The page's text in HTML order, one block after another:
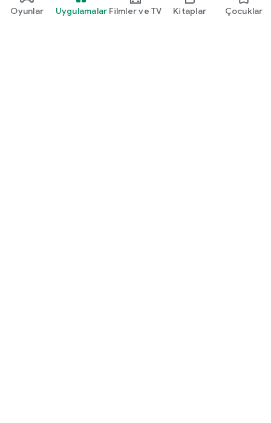
Oyunlar Uygulamalar Filmler ve TV Kitaplar Çocuklar